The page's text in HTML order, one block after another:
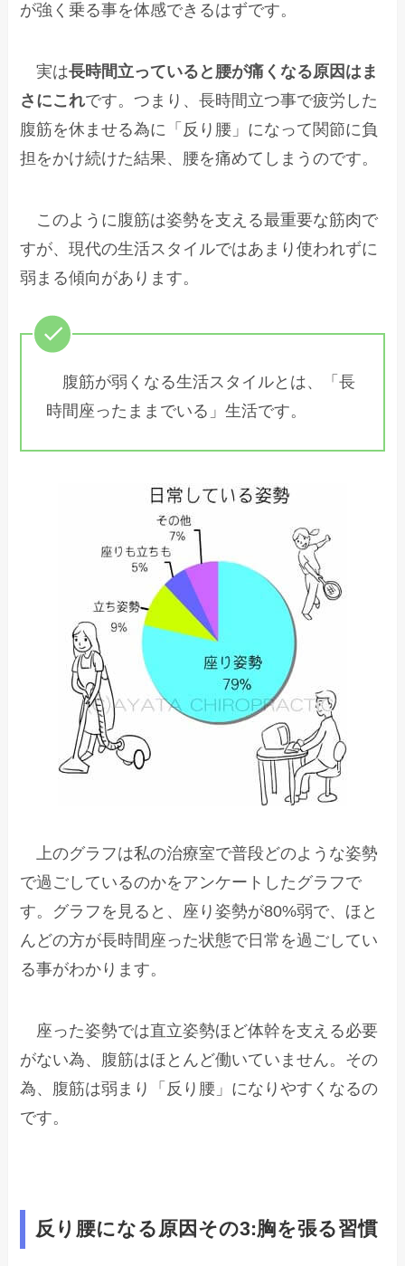
が強く乗る事を体感できるはずです。
実は長時間立っていると腰が痛くなる原因はま
さにこれです。つまり、長時間立つ事で疲労した
腹筋を休ませる為に「反り腰」になって関節に負
担をかけ続けた結果、腰を痛めてしまうのです。
このように腹筋は姿勢を支える最重要な筋肉で
すが、現代の生活スタイルではあまり使われずに
弱まる傾向があります。
腹筋が弱くなる生活スタイルとは、「長
時間座ったままでいる」生活です。
上のグラフは私の治療室で普段どのような姿勢
で過ごしているのかをアンケートしたグラフで
す。グラフを見ると、座り姿勢が80%弱で、ほと
んどの方が長時間座った状態で日常を過ごしてい
る事がわかります。
座った姿勢では直立姿勢ほど体幹を支える必要
がない為、腹筋はほとんど働いていません。その
為、腹筋は弱まり「反り腰」になりやすくなるの
です。
反り腰になる原因その3:胸を張る習慣